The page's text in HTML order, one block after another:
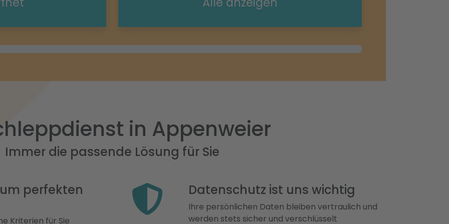
in Appenweier
Immer die passende Lösung für Sie
perfekten
Kriterien für Sie
Datenschutz ist uns wichtig
Ihre persönlichen Daten bleiben vertraulich und
werden stets sicher und verschlüsselt